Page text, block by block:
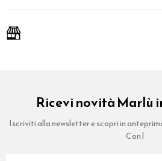
Ricevi novità Marlù
Iscriviti alla newsletter e scopri in
Con l